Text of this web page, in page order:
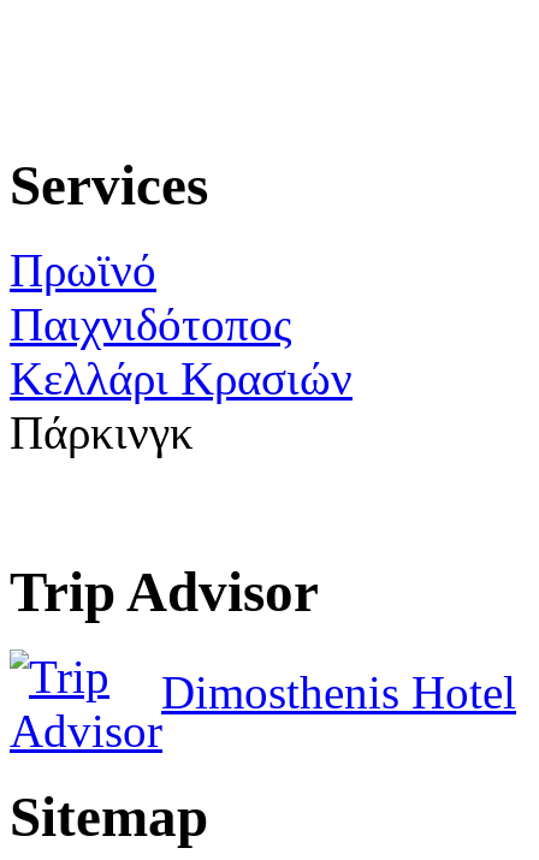
Services
Πρωϊνό
Παιχνιδότοπος
Κελλάρι Κρασιών
Πάρκινγκ
Trip Advisor
Dimosthenis Hotel
Sitemap